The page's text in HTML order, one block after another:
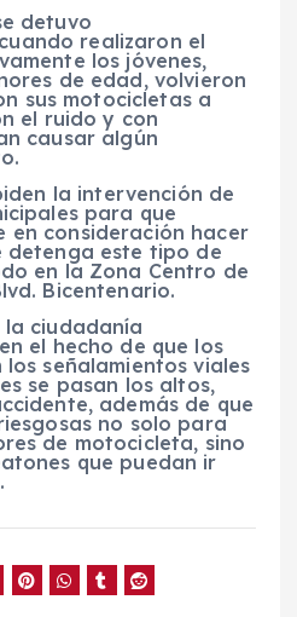
detuvo
realizaron el
los jóvenes,
de edad, volvieron
sus motocicletas a
el ruido y con
causar algún
la intervención de
para que
en consideración hacer
detenga este tipo de
en la Zona Centro de
Bicentenario.
ciudadanía
el hecho de que los
señalamientos viales
se pasan los altos,
además de que
no solo para
de motocicleta, sino
que puedan ir